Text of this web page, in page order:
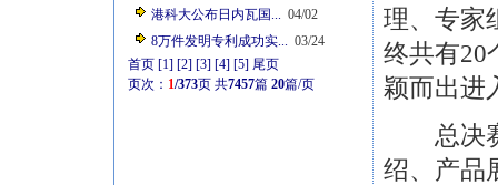
港科大公布日内瓦国... 04/02
8万件发明专利成功实... 03/24
首页 [1] [2] [3] [4] [5] 尾页
页次： 1/373页 共7457篇 20篇/页
理、专家
终共有20
颖而出进
总决赛
绍、产品